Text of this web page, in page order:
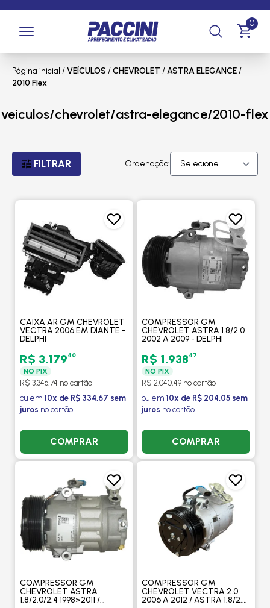
0
Página inicial /VEÍCULOS /CHEVROLET /ASTRA ELEGANCE/
2010 Flex
veiculos/chevrolet/astra-elegance/2010-flex
FILTRAR Ordenação:
CAIXA AR GM CHEVROLET
VECTRA 2006 EM DIANTE -
DELPHI
R$ 3.17940
NO PIX
R$ 3.346,74 no cartão
ou em 10x de R$ 334,67 sem
juros no cartão
COMPRAR
COMPRESSOR GM
CHEVROLET ASTRA 1.8/2.0
2002 A 2009 - DELPHI
R$ 1.93847
NO PIX
R$ 2.040,49 no cartão
ou em 10x de R$ 204,05 sem
juros no cartão
COMPRAR
COMPRESSOR GM
CHEVROLET ASTRA
1.8/2.0/2.4 1998>2011 /
COMPRESSOR GM
CHEVROLET VECTRA 2.0
2006 A 2012 / ASTRA 1.8/2.0